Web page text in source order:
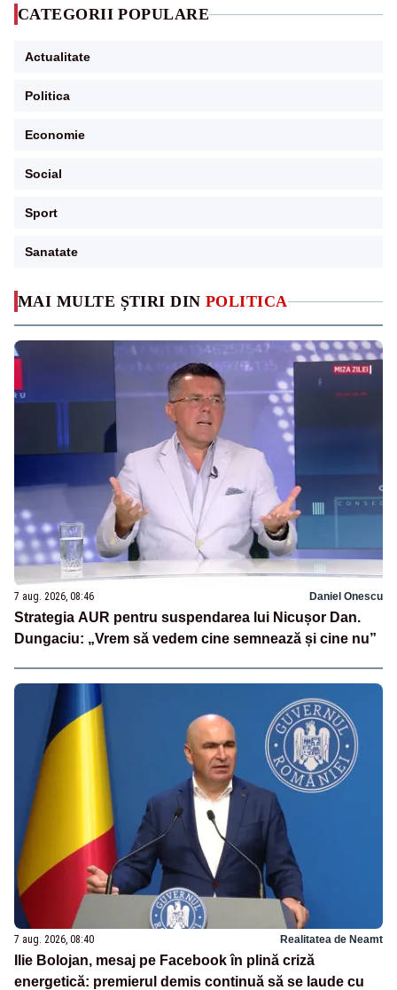
MAI MULTE ȘTIRI DIN POLITICA
7 aug. 2026, 08:46 Daniel Onescu
Strategia AUR pentru suspendarea lui Nicușor Dan.
Dungaciu: „Vrem să vedem cine semnează și cine nu”
7 aug. 2026, 08:40 Realitatea de Neamt
Ilie Bolojan, mesaj pe Facebook în plină criză
energetică: premierul demis continuă să se laude cu
CATEGORII POPULARE
Actualitate
Politica
Economie
Social
Sport
Sanatate